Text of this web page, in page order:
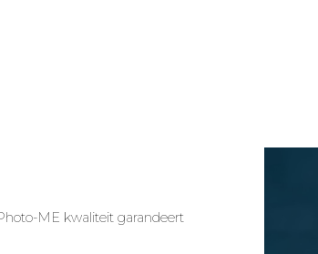
ME kwaliteit garandeert